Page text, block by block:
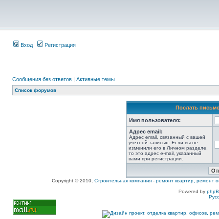
Вход Регистрация
Сообщения без ответов | Активные темы
Список форумов
Послать
Имя пользователя:
Адрес email:
Адрес email, связанный с вашей
учётной записью. Если вы не
изменили его в Личном разделе,
то это адрес e-mail, указанный
вами при регистрации.
Copyright © 2010, Строительная компания - ремонт квартир, ремонт
Powered by